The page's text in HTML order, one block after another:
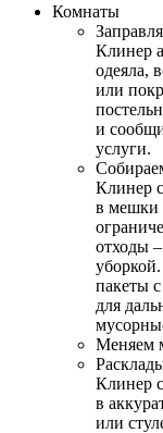
Комнаты
Клинер
одеяла,
или
и
услуги.
Клинер
в мешки
отходы
пакеты
для
Меняем
Клинер
в
или